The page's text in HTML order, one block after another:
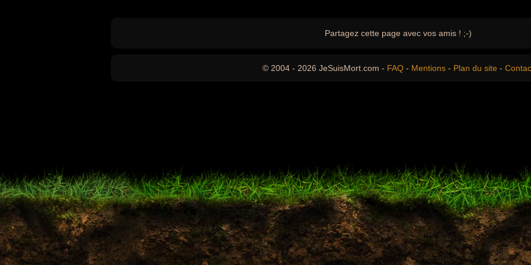
Partagez cette page avec vos amis ! ;-)
© 2004 - 2026 JeSuisMort.com - FAQ - Mentions - Plan du site -